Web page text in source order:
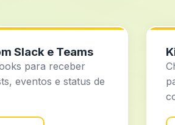
Slack e Teams
para receber
eventos e status de